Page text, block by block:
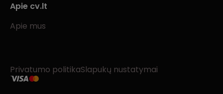
Apie cv.lt
Apie mus
Privatumo politikaSlapukų nustatymai